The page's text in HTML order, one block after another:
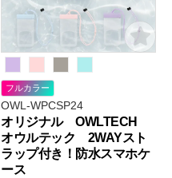
フルカラー
OWL-WPCSP24
オリジナル OWLTECH
オウルテック 2WAYスト
ラップ付き！防水スマホケ
ース